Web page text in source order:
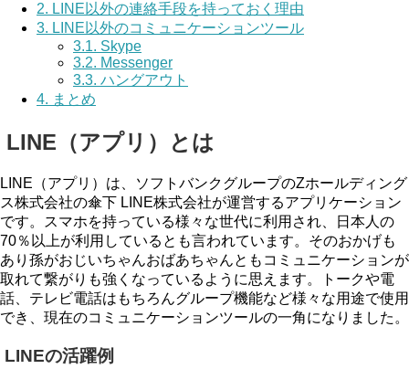
2. LINE以外の連絡手段を持っておく理由
3. LINE以外のコミュニケーションツール
3.1. Skype
3.2. Messenger
3.3. ハングアウト
4. まとめ
LINE（アプリ）とは
LINE（アプリ）は、ソフトバンクグループのZホールディング
ス株式会社の傘下 LINE株式会社が運営するアプリケーション
です。スマホを持っている様々な世代に利用され、日本人の
70％以上が利用しているとも言われています。そのおかげも
あり孫がおじいちゃんおばあちゃんともコミュニケーションが
取れて繋がりも強くなっているように思えます。トークや電
話、テレビ電話はもちろんグループ機能など様々な用途で使用
でき、現在のコミュニケーションツールの一角になりました。
LINEの活躍例